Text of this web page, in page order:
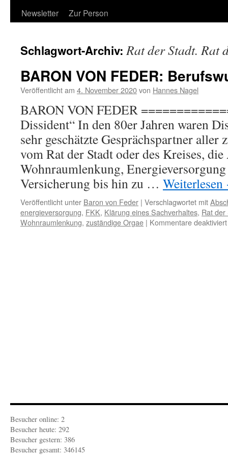
Newsletter
Zur Person
Schlagwort-Archiv:Rat der Stadt. Rat
BARON VON FEDER:
Veröffentlicht am 4. November 2020von Hannes Nagel
BARON VON FEDER
Dissident“ In den 80er Jahren waren
sehr geschätzte Gesprächspartner aller
vom Rat der Stadt oder des Kreises,
Wohnraumlenkung,
Versicherung bis hin zu … Weiterlesen
Veröffentlicht unter Baron von Feder | Verschlagwortet mit
energieversorgung, FKK, Klärung eines Sachverhaltes, Rat
Wohnraumlenkung, zuständige Orgae | Kommentare deaktiviert
Besucher online: 2
Besucher heute: 292
Besucher gestern: 386
Besucher gesamt: 346145